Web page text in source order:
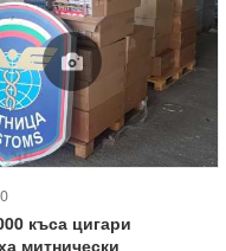
къса цигари
митнически